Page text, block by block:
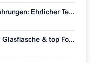
Sunday Natural Protein Erfahrungen: Ehrlicher Test (Bio & Vegan?)
Vetain Vitamin B Erfahrung: Glasflasche & top Formel, aber lohnt sich der Preis?